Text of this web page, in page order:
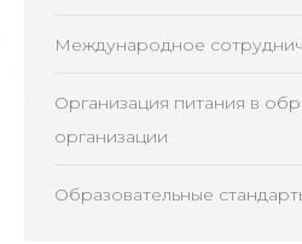
Международное
Организация питания в
организации
Образовательные